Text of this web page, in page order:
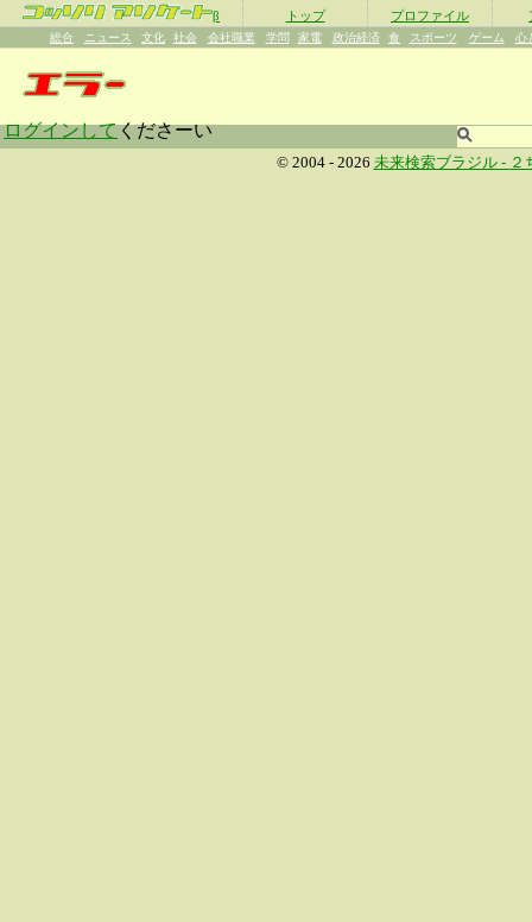
β トップ プロファイル
総合 ニュース 文化 社会 会社職業 学問 家電 政治経済 食 スポーツ ゲーム 心
ログインしてくださーい
© 2004 - 2026 未来検索ブラジル - ２